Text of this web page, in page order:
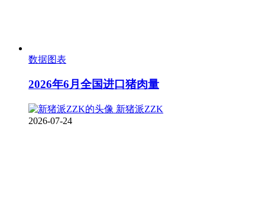
数据图表
2026年6月全国进口猪肉量
新猪派ZZK
2026-07-24